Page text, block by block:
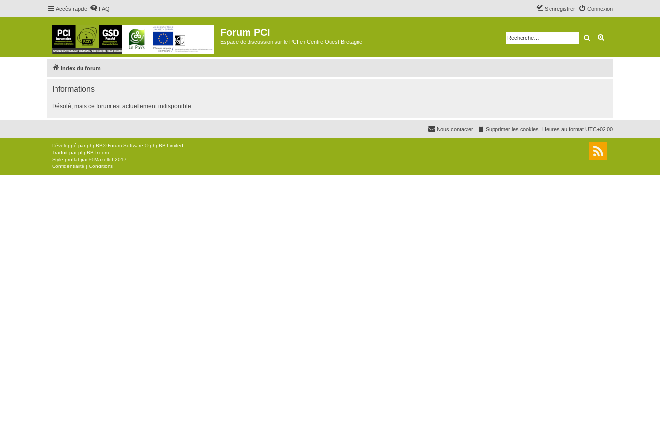
Accès rapide FAQ Connexion
S’enregistrer
Forum PCI
Espace de discussion sur le PCI en Centre Ouest Bretagne Rechercher
Index du forum
Informations
Désolé, mais ce forum est actuellement indisponible.
Heures au format UTC+02:00
Supprimer les cookies
Nous contacter
Développé parphpBB® Forum Software © phpBB Limited
Traduit parphpBB-fr.com
Style proflat par ©Mazeltof 2017
Confidentialité | Conditions